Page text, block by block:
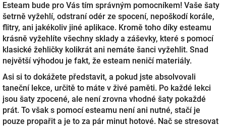
Esteam bude pro Vás tím správným pomocníkem! Vaše šaty
šetrně vyžehlí, odstraní odér ze spocení, nepoškodí korále,
flitry, ani jakékoliv jiné aplikace. Kromě toho díky esteamu
krásně vyžehlíte všechny sklady a záševky, které s pomocí
klasické žehličky kolikrát ani nemáte šanci vyžehlit. Snad
největší výhodou je fakt, že esteam neničí materiály.
Asi si to dokážete představit, a pokud jste absolvovali
taneční lekce, určitě to máte v živé paměti. Po každé lekci
jsou šaty zpocené, ale není zrovna vhodné šaty pokaždé
prát. To však s pomocí esteamu není ani nutné, stačí je
pouze propařit a je to za pár minut hotové. Nač se stresovat